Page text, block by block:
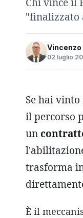
"finalizzato
02 luglio
Se hai
il percorso
un
trasforma
È il